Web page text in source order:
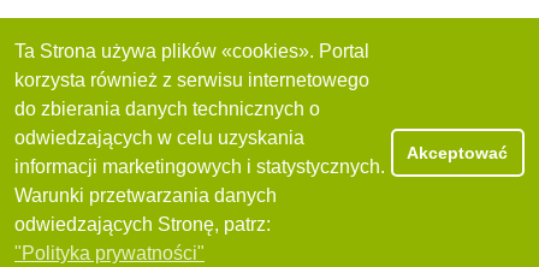
Ta Strona używa plików «cookies». Portal
korzysta również z serwisu internetowego
do zbierania danych technicznych o
odwiedzających w celu uzyskania
informacji marketingowych i statystycznych.
Warunki przetwarzania danych
odwiedzających Stronę, patrz:
"Polityka prywatności"
Akceptować